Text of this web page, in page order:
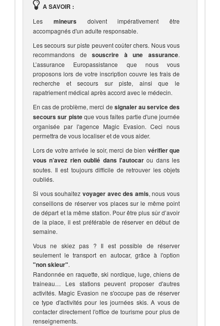
A SAVOIR :
Les mineurs doivent impérativement être
accompagnés d'un adulte responsable.
Les secours sur piste peuvent coûter chers. Nous vous
recommandons desouscrire à une assurance.
L’assurance Europassistance que nous vous
proposons lors de votre inscription couvre les frais de
recherche et secours sur piste, ainsi que le
rapatriement médical après accord avec le médecin.
En cas de problème, merci de signaler au service des
secours sur pisteque vous faites partie d'une journée
organisée par l'agence Magic Evasion. Ceci nous
permettra de vous localiser et de vous aider.
Lors de votre arrivée le soir, merci de bien vérifier que
vous n’avez rien oublié dans l'autocarou dans les
soutes. Il est toujours difficile de retrouver les objets
oubliés.
Si vous souhaitez voyager avec des amis, nous vous
conseillons de réserver vos places sur le même point
de départ et la même station. Pour être plus sûr d’avoir
de la place, il est préférable de réserver en début de
semaine.
Vous ne skiez pas ? Il est possible de réserver
seulement le transport en autocar, grâce à l'option
"non skieur".
Randonnée en raquette, ski nordique, luge, chiens de
traineau… Les stations peuvent proposer d'autres
activités. Magic Evasion ne s'occupe pas de réserver
ce type d'activités pour les journées skis. A vous de
contacter directement l'office de tourisme pour plus de
renseignements.